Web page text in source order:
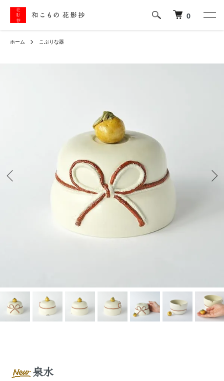
0
ホーム こぶりな器
泉水